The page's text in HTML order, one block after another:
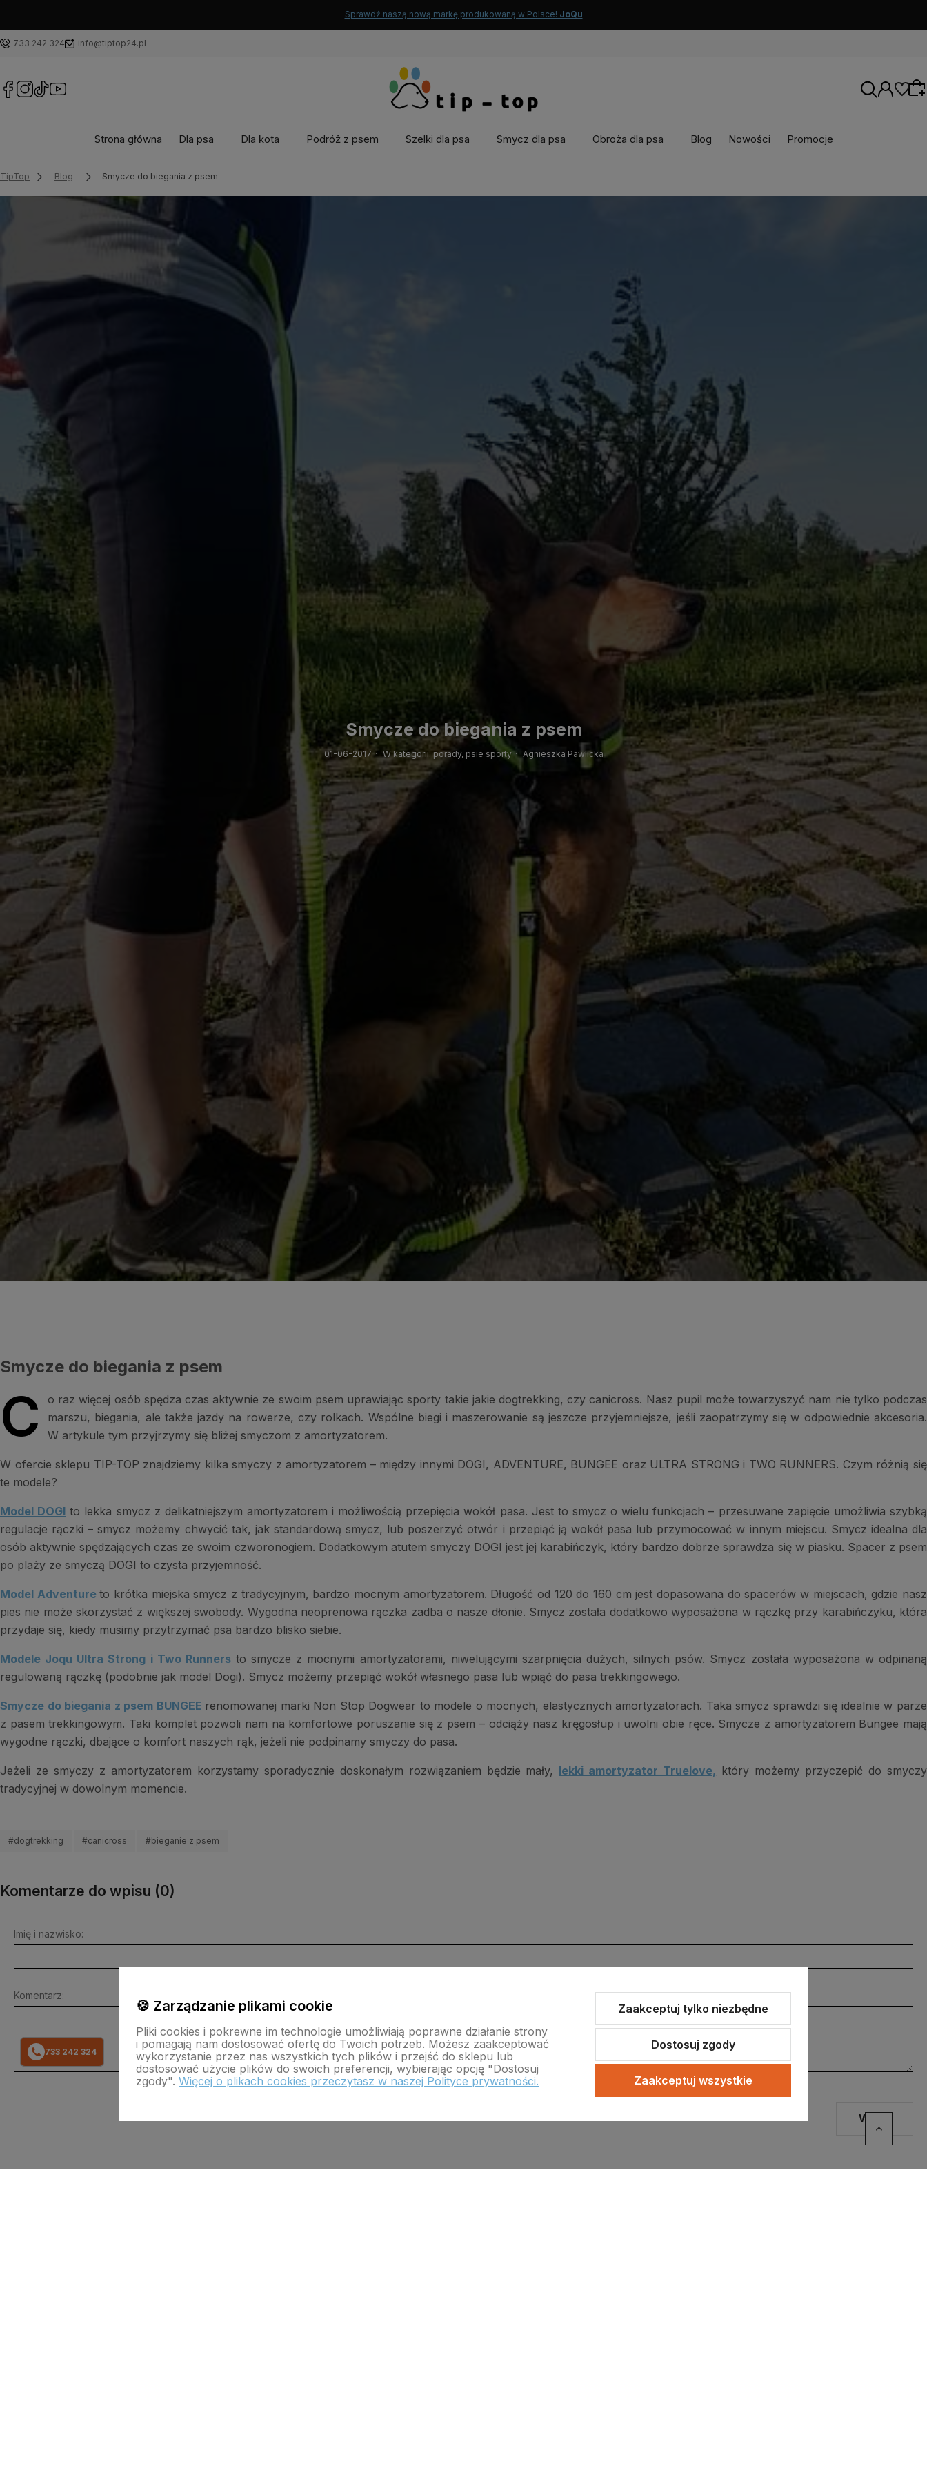
Sprawdź naszą nową markę produkowaną w Polsce! JoQu
733 242 324 info@tiptop24.pl
733 242 324
Wybierz coś dla siebie z naszej aktualnej
Strona główna Dla psa Dla kota Podróż z psem Szelki dla psa Smycz dla psa Obroża dla psa Blog Nowości Promocje
TipTop Blog Smycze do biegania z psem
Smycze do biegania z psem
01-06-2017 · W kategorii:porady, psie sporty · Agnieszka Pawlicka
Smycze do biegania z psem
C
o raz więcej osób spędza czas aktywnie ze swoim psem uprawiając sporty takie jakie dogtrekking, czy canicross. Nasz pupil może towarzyszyć nam nie tylko podczas
marszu, biegania, ale także jazdy na rowerze, czy rolkach. Wspólne biegi i maszerowanie są jeszcze przyjemniejsze, jeśli zaopatrzymy się w odpowiednie akcesoria.
W artykule tym przyjrzymy się bliżej smyczom z amortyzatorem.
W ofercie sklepu TIP-TOP znajdziemy kilka smyczy z amortyzatorem – między innymi DOGI, ADVENTURE, BUNGEE oraz ULTRA STRONG i TWO RUNNERS. Czym różnią się
te modele?
Model DOGI to lekka smycz z delikatniejszym amortyzatorem i możliwością przepięcia wokół pasa. Jest to smycz o wielu funkcjach – przesuwane zapięcie umożliwia szybką
regulacje rączki – smycz możemy chwycić tak, jak standardową smycz, lub poszerzyć otwór i przepiąć ją wokół pasa lub przymocować w innym miejscu. Smycz idealna dla
osób aktywnie spędzających czas ze swoim czworonogiem. Dodatkowym atutem smyczy DOGI jest jej karabińczyk, który bardzo dobrze sprawdza się w piasku. Spacer z psem
po plaży ze smyczą DOGI to czysta przyjemność.
Model Adventure to krótka miejska smycz z tradycyjnym, bardzo mocnym amortyzatorem. Długość od 120 do 160 cm jest dopasowana do spacerów w miejscach, gdzie nasz
pies nie może skorzystać z większej swobody. Wygodna neoprenowa rączka zadba o nasze dłonie. Smycz została dodatkowo wyposażona w rączkę przy karabińczyku, która
przydaje się, kiedy musimy przytrzymać psa bardzo blisko siebie.
Modele Joqu Ultra Strong i Two Runnersto smycze z mocnymi amortyzatorami, niwelującymi szarpnięcia dużych, silnych psów. Smycz została wyposażona w odpinaną
regulowaną rączkę (podobnie jak model Dogi). Smycz możemy przepiąć wokół własnego pasa lub wpiąć do pasa trekkingowego.
Smycze do biegania z psem BUNGEE renomowanej marki Non Stop Dogwear to modele o mocnych, elastycznych amortyzatorach. Taka smycz sprawdzi się idealnie w parze
z pasem trekkingowym. Taki komplet pozwoli nam na komfortowe poruszanie się z psem – odciąży nasz kręgosłup i uwolni obie ręce. Smycze z amortyzatorem Bungee mają
wygodne rączki, dbające o komfort naszych rąk, jeżeli nie podpinamy smyczy do pasa.
Jeżeli ze smyczy z amortyzatorem korzystamy sporadycznie doskonałym rozwiązaniem będzie mały, lekki amortyzator Truelove, który możemy przyczepić do smyczy
tradycyjnej w dowolnym momencie.
#dogtrekking #canicross #bieganie z psem
Komentarze do wpisu (0)
Imię i nazwisko:
Komentarz:
Wyślij
🍪 Zarządzanie plikami cookie
Pliki cookies i pokrewne im technologie umożliwiają poprawne działanie strony
i pomagają nam dostosować ofertę do Twoich potrzeb. Możesz zaakceptować
wykorzystanie przez nas wszystkich tych plików i przejść do sklepu lub
dostosować użycie plików do swoich preferencji, wybierając opcję "Dostosuj
zgody". Więcej o plikach cookies przeczytasz w naszej Polityce prywatności.
Zaakceptuj tylko niezbędne
Dostosuj zgody
Zaakceptuj wszystkie